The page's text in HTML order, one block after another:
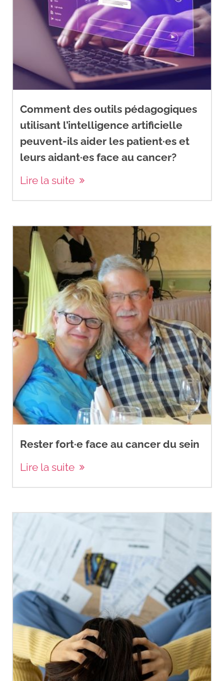
Comment des outils pédagogiques
utilisant l’intelligence artificielle
peuvent-ils aider les patient·es et
leurs aidant·es face au cancer?
Lire la suite
Rester fort·e face au cancer du sein
Lire la suite